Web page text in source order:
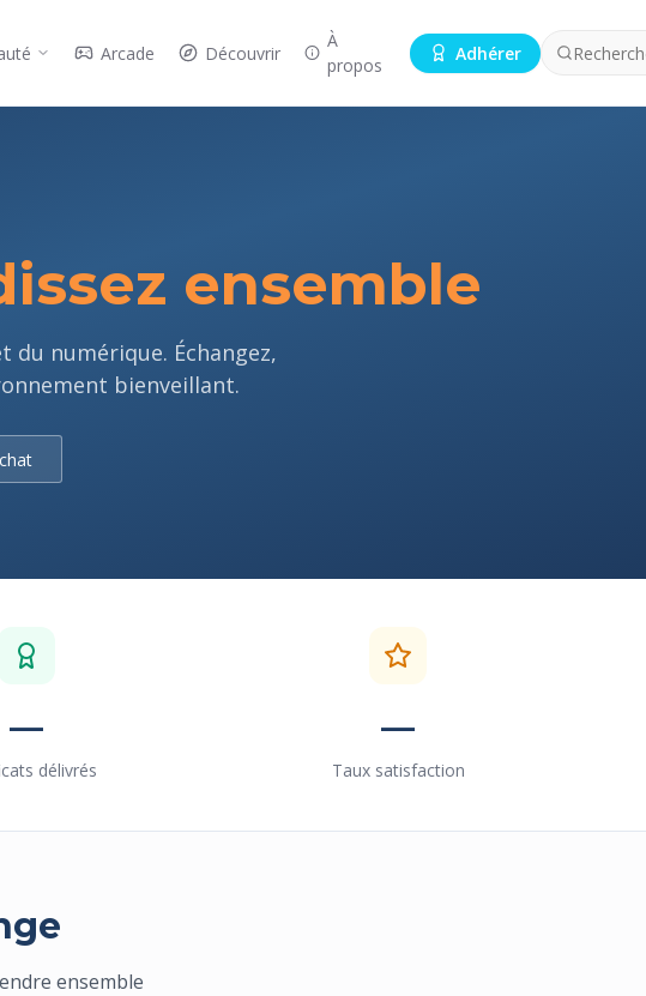
Arcade Découvrir
À
propos
Adhérer
ensemble
du numérique. Échangez,
bienveillant.
—
délivrés
—
Taux satisfaction
ensemble